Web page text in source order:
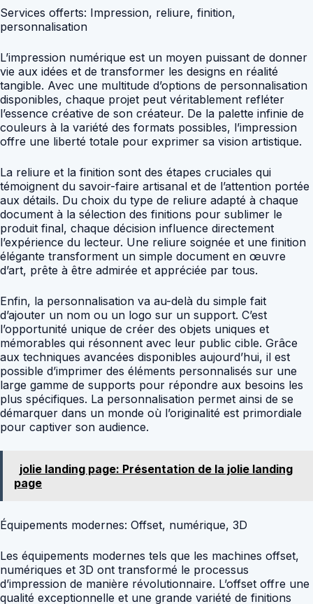
Services offerts: Impression, reliure, finition,
personnalisation
L’impression numérique est un moyen puissant de donner
vie aux idées et de transformer les designs en réalité
tangible. Avec une multitude d’options de personnalisation
disponibles, chaque projet peut véritablement refléter
l’essence créative de son créateur. De la palette infinie de
couleurs à la variété des formats possibles, l’impression
offre une liberté totale pour exprimer sa vision artistique.
La reliure et la finition sont des étapes cruciales qui
témoignent du savoir-faire artisanal et de l’attention portée
aux détails. Du choix du type de reliure adapté à chaque
document à la sélection des finitions pour sublimer le
produit final, chaque décision influence directement
l’expérience du lecteur. Une reliure soignée et une finition
élégante transforment un simple document en œuvre
d’art, prête à être admirée et appréciée par tous.
Enfin, la personnalisation va au-delà du simple fait
d’ajouter un nom ou un logo sur un support. C’est
l’opportunité unique de créer des objets uniques et
mémorables qui résonnent avec leur public cible. Grâce
aux techniques avancées disponibles aujourd’hui, il est
possible d’imprimer des éléments personnalisés sur une
large gamme de supports pour répondre aux besoins les
plus spécifiques. La personnalisation permet ainsi de se
démarquer dans un monde où l’originalité est primordiale
pour captiver son audience.
jolie landing page: Présentation de la jolie landing
page
Équipements modernes: Offset, numérique, 3D
Les équipements modernes tels que les machines offset,
numériques et 3D ont transformé le processus
d’impression de manière révolutionnaire. L’offset offre une
qualité exceptionnelle et une grande variété de finitions